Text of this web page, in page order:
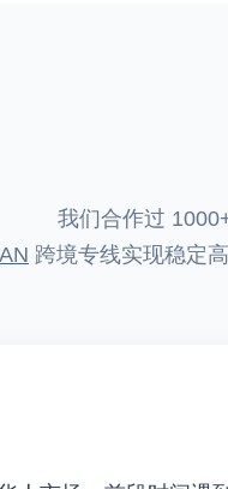
我们合作过
跨境专线实现稳定